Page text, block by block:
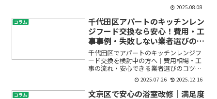
ど、内装工事って何から始めればいい
の？」「費用や工事内容の相場が分から
なくて不安……」「信頼できるオフィス
内装施工業者をどう選べばい...
2025.08.08
コラム
千代田区アパートのキッチンレン
ジフード交換なら安心！費用・工
事事例・失敗しない業者選びのポ
イント
千代田区でアパートのキッチンレンジフ
ード交換を検討中の方へ｜費用相場・工
事の流れ・安心できる業者選びのコツ
「アパートのキッチンレンジフードが古
くてうるさい」「換気扇の汚れが取れな
い」「リフォーム費用や工事期間が気に
2025.07.26 2025.12.16
コラム
文京区で安心の浴室改修｜満足度